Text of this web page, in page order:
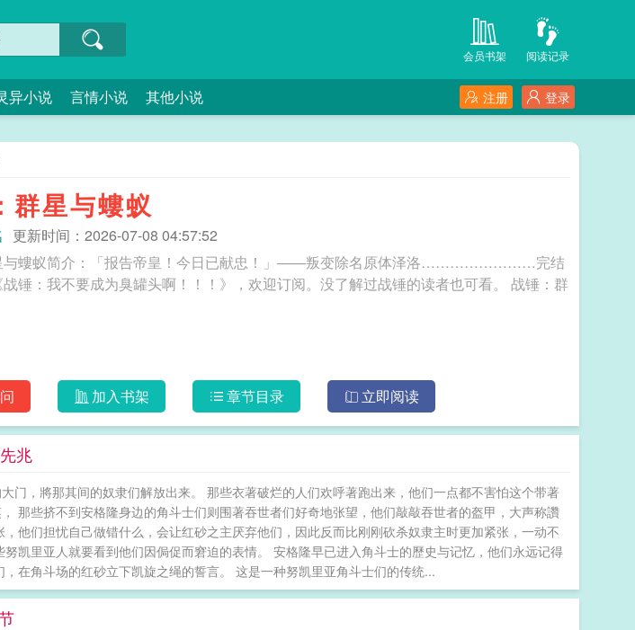
阅读记录
会员书架
异小说 言情小说 其他小说 登录
注册
群星与螻蚁
更新时间：2026-07-08 04:57:52
与螻蚁简介：「报告帝皇！今日已献忠！」——叛变除名原体泽洛……………………完结
锤：我不要成为臭罐头啊！！！》，欢迎订阅。没了解过战锤的读者也可看。 战锤：群
加入书架 章节目录 立即阅读
兆
门，將那其间的奴隶们解放出来。 那些衣著破烂的人们欢呼著跑出来，他们一点都不害怕这个带著
那些挤不到安格隆身边的角斗士们则围著吞世者们好奇地张望，他们敲敲吞世者的盔甲，大声称讚
他们担忧自己做错什么，会让红砂之主厌弃他们，因此反而比刚刚砍杀奴隶主时更加紧张，一动不
凯里亚人就要看到他们因侷促而窘迫的表情。 安格隆早已进入角斗士的歷史与记忆，他们永远记得
在角斗场的红砂立下凯旋之绳的誓言。 这是一种努凯里亚角斗士们的传统...